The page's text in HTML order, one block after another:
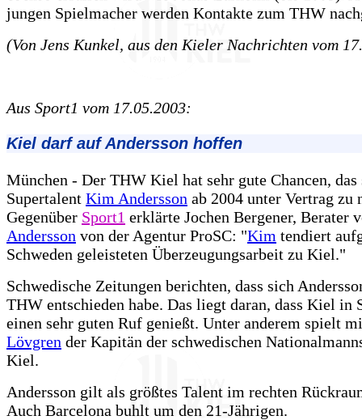
jungen Spielmacher werden Kontakte zum THW
(Von Jens Kunkel, aus den Kieler Nachrichten vom
Aus Sport1 vom 17.05.2003:
Kiel darf auf Andersson hoffen
München - Der THW Kiel hat sehr gute Chancen, das
Supertalent Kim Andersson ab 2004 unter Vertrag zu
Gegenüber Sport1 erklärte Jochen Bergener, Berater
Andersson von der Agentur ProSC: "Kim tendiert
Schweden geleisteten Überzeugungsarbeit zu Kiel."
Schwedische Zeitungen berichten, dass sich
THW entschieden habe. Das liegt daran, dass Kiel in
einen sehr guten Ruf genießt. Unter anderem spielt
Lövgren der Kapitän der schwedischen
Kiel.
Andersson gilt als größtes Talent im rechten
Auch Barcelona buhlt um den 21-Jährigen.